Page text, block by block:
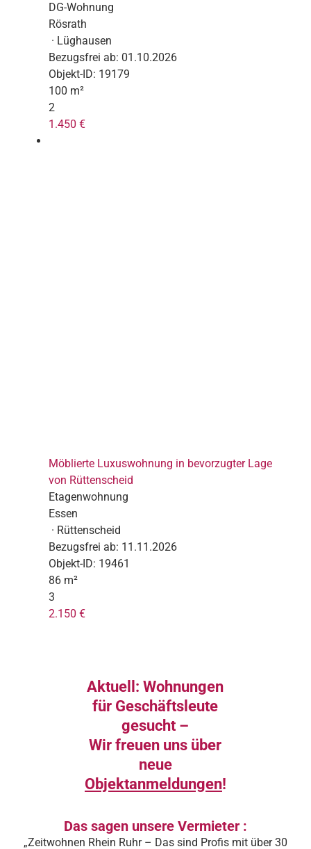
DG-Wohnung
Rösrath
· Lüghausen
Bezugsfrei ab: 01.10.2026
Objekt-ID: 19179
100 m²
2
1.450 €
Möblierte Luxuswohnung in bevorzugter Lage
von Rüttenscheid
Etagenwohnung
Essen
· Rüttenscheid
Bezugsfrei ab: 11.11.2026
Objekt-ID: 19461
86 m²
3
2.150 €
Aktuell: Wohnungen
für Geschäftsleute
gesucht –
Wir freuen uns über
neue
Objektanmeldungen!
Das sagen unsere Vermieter :
„Zeitwohnen Rhein Ruhr – Das sind Profis mit über 30